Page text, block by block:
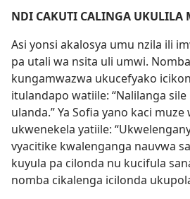
NDI CAKUTI CALINGA UKULILA
Asi yonsi akalosya umu nzila ili
pa utali wa nsita uli umwi.
kungamwazwa ukucefyako
itulandapo watiile: “Nalilanga
ulanda.” Ya Sofia yano kaci
ukwenekela yatiile:
vyacitike kwalenganga nauvwa
kuyula pa cilonda nu kucifula
nomba cikalenga icilonda